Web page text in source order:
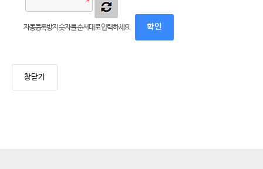
자동등록방지 숫자를 순서대로 입력하세요.
창닫기